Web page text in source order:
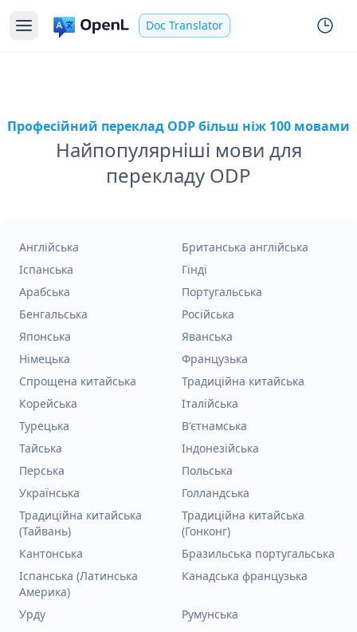
Doc Translator
Професійний переклад ODP більш ніж 100 мовами
Найпопулярніші мови для
перекладу ODP
Англійська
Британська англійська
Іспанська
Гінді
Арабська
Португальська
Бенгальська
Російська
Японська
Яванська
Німецька
Французька
Спрощена китайська
Традиційна китайська
Корейська
Італійська
Турецька
В'єтнамська
Тайська
Індонезійська
Перська
Польська
Українська
Голландська
Традиційна китайська
(Тайвань)
Традиційна китайська
(Гонконг)
Кантонська
Бразильська португальська
Іспанська (Латинська
Америка)
Канадська французька
Урду
Румунська